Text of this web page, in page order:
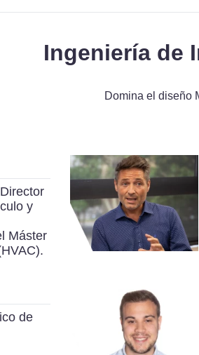
Ingeniería de
Domina el diseño
y
Máster
de